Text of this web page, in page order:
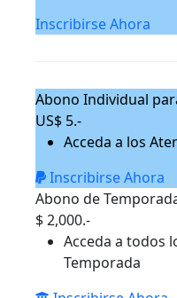
Inscribirse Ahora
Abono Individual
US$ 5.-
Acceda a los
Inscribirse Ahora
Abono de
$ 2,000.-
Acceda a todos
Temporada